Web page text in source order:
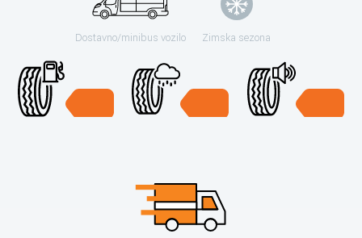
Dostavno/minibus vozilo Zimska sezona